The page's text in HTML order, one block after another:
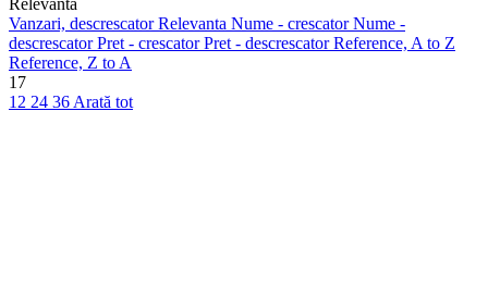
Relevanta
Vanzari, descrescatorRelevanta Nume - crescatorNume -
descrescatorPret - crescatorPret - descrescatorReference, A to Z
Reference, Z to A
17
12 24 36Arată tot